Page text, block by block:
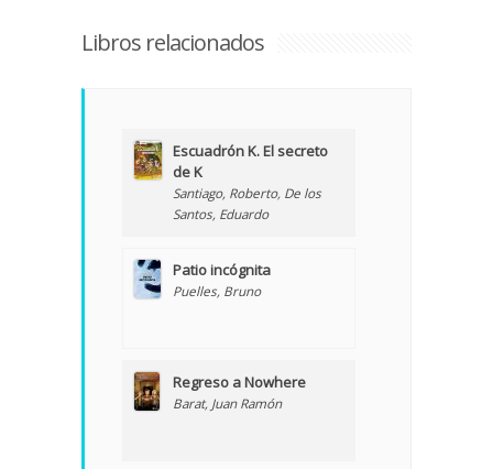
Libros relacionados
Escuadrón K. El secreto
de K
Santiago, Roberto, De los
Santos, Eduardo
Patio incógnita
Puelles, Bruno
Regreso a Nowhere
Barat, Juan Ramón